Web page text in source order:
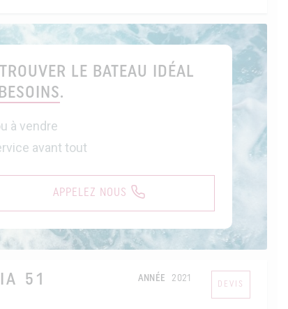
LE BATEAU IDÉAL
.
à vendre
avant tout
APPELEZ NOUS
51 ANNÉE 2021
DEVIS